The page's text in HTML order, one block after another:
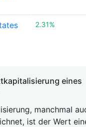
2.31%
eines
manchmal
ist der Wert